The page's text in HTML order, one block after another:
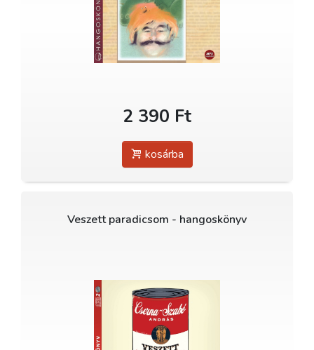
2 390 Ft
kosárba
Veszett paradicsom - hangoskönyv